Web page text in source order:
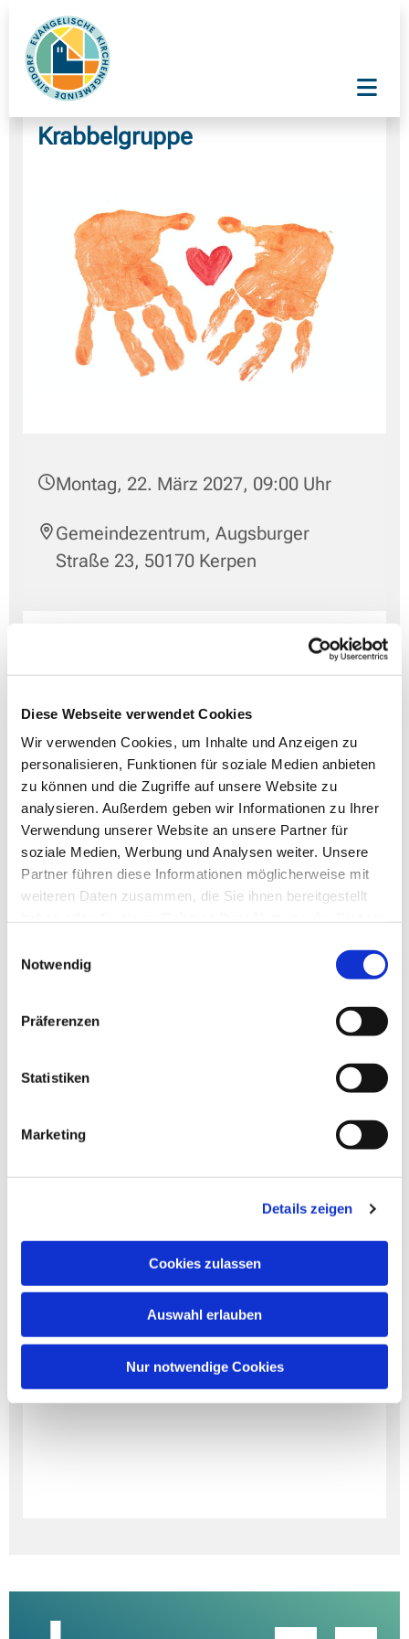
Diese Webseite verwendet Cookies
Wir verwenden Cookies, um Inhalte und Anzeigen zu
personalisieren, Funktionen für soziale Medien anbieten
zu können und die Zugriffe auf unsere Website zu
analysieren. Außerdem geben wir Informationen zu Ihrer
Verwendung unserer Website an unsere Partner für
soziale Medien, Werbung und Analysen weiter. Unsere
Partner führen diese Informationen möglicherweise mit
weiteren Daten zusammen, die Sie ihnen bereitgestellt
Notwendig
Präferenzen
Statistiken
Marketing
Details zeigen
Cookies zulassen
Auswahl erlauben
Nur notwendige Cookies
Krabbelgruppe
Montag, 22. März 2027, 09:00 Uhr
Gemeindezentrum, Augsburger
Straße 23, 50170 Kerpen
Dies könnte Sie auch